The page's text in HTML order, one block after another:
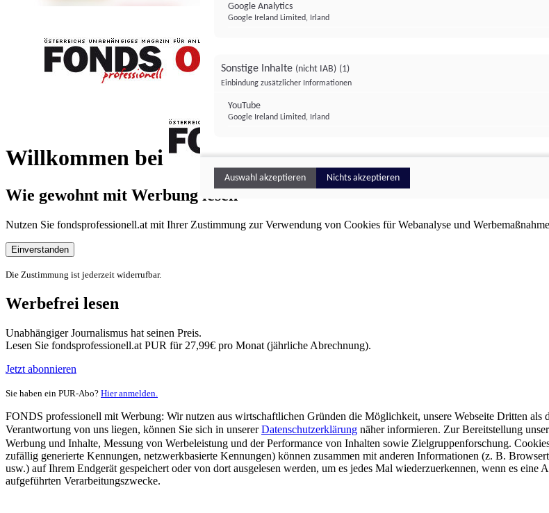
Willkommen bei
FONDS professionell
Wie gewohnt mit Werbung lesen
Nutzen Sie fondsprofessionell.at mit Ihrer Zustimmung zur Verwendung von Cookies für Webanalyse und
Einverstanden
Die Zustimmung ist jederzeit widerrufbar.
Werbefrei lesen
Unabhängiger Journalismus hat seinen Preis.
Lesen Sie fondsprofessionell.at PUR für 27,99€ pro Monat (jährliche Abrechnung).
Jetzt abonnieren
Sie haben ein PUR-Abo? Hier anmelden.
FONDS professionell mit Werbung: Wir nutzen aus wirtschaftlichen Gründen die Möglichkeit, unsere Webseite Dritten
Verantwortung von uns liegen, können Sie sich in unsererDatenschutzerklärung näher informieren. Zur Bereitstellung
Werbung und Inhalte, Messung von Werbeleistung und der Performance von Inhalten sowie Zielgruppenforschung.
zufällig generierte Kennungen, netzwerkbasierte Kennungen) können zusammen mit anderen Informationen (z. B.
usw.) auf Ihrem Endgerät gespeichert oder von dort ausgelesen werden, um es jedes Mal wiederzuerkennen, wenn es
aufgeführten Verarbeitungszwecke.
Google Analytics
Google Ireland Limited, Irland
Sonstige Inhalte (nicht IAB) (1)
Einbindung zusätzlicher Informationen
YouTube
Google Ireland Limited, Irland
Auswahl akzeptieren Nichts akzeptieren